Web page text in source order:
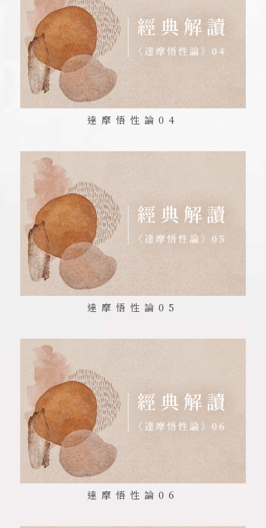
達摩悟性論 04
達摩悟性論 05
達摩悟性論 06